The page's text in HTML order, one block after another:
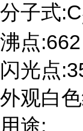
分子式:C
沸点
闪光点
外观白
用途: